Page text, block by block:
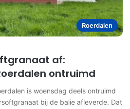
Roerdalen
af:
ontruimd
is woensdag deels ontruimd
bij de balie afleverde. Dat